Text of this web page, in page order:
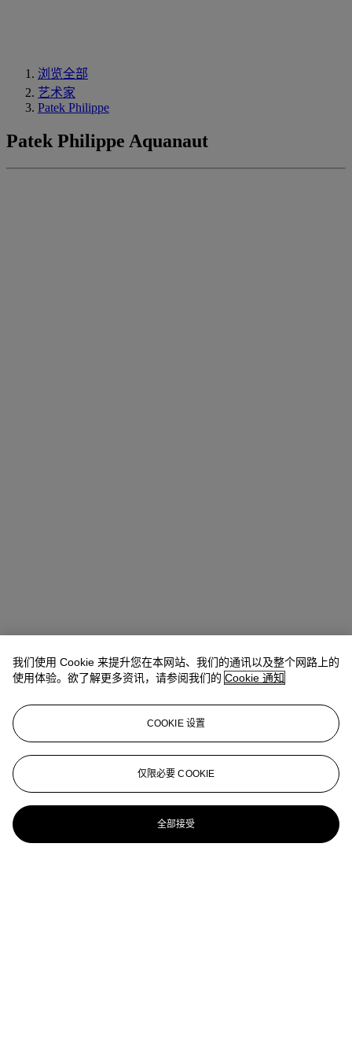
浏览全部
艺术家
Patek Philippe
Patek Philippe Aquanaut
我们使用 Cookie 来提升您在本网站、我们的通讯以及整个网路上的
使用体验。欲了解更多资讯，请参阅我们的 Cookie 通知
COOKIE 设置
仅限必要 COOKIE
全部接受